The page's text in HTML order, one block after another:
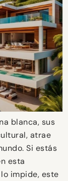
blanca, sus
atrae
Si estás
esta
impide, este